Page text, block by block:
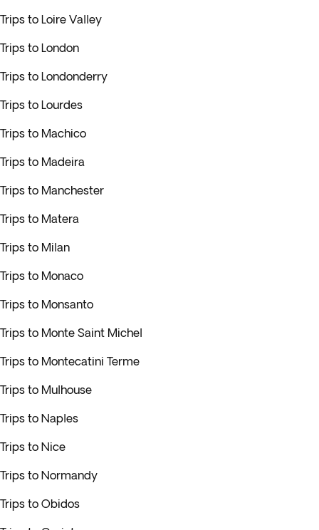
Trips to Loire Valley
Trips to London
Trips to Londonderry
Trips to Lourdes
Trips to Machico
Trips to Madeira
Trips to Manchester
Trips to Matera
Trips to Milan
Trips to Monaco
Trips to Monsanto
Trips to Monte Saint Michel
Trips to Montecatini Terme
Trips to Mulhouse
Trips to Naples
Trips to Nice
Trips to Normandy
Trips to Obidos